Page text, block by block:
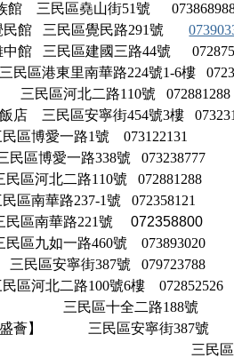
館 三民區堯山街51號
民館 三民區覺民路291號
中館 三民區建國三路44號
三民區港東里南華路224號1-6樓
民區河北二路110號
072881288
店 三民區安寧街454號3樓
民區博愛一路1號
073122131
民區博愛一路338號073238777
民區河北二路110號
072881288
民區南華路237-1號
072358121
民區南華路221號
072358800
民區九如一路460號
073893020
三民區安寧街387號
079723788
民區河北二路100號6樓 072852526
三民區十全二路188號
薈】
三民區安寧街387
三民